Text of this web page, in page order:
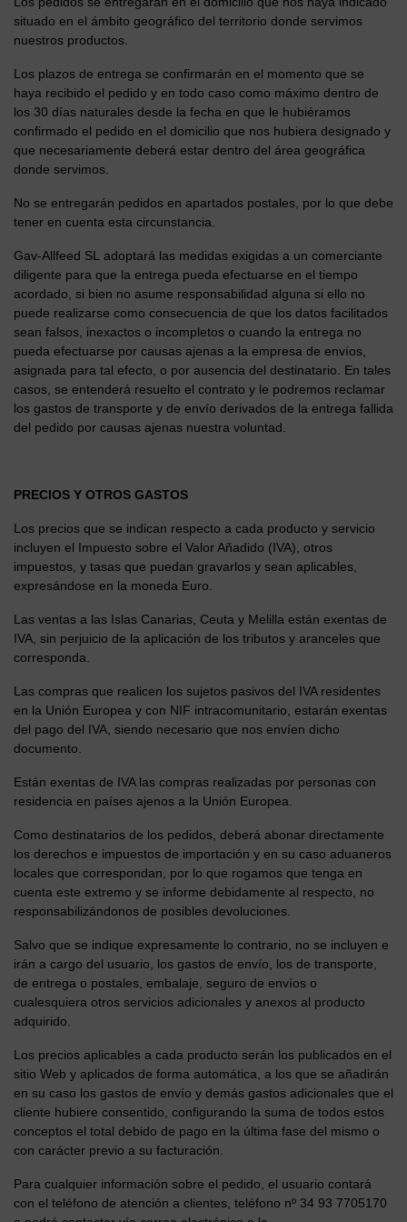
situado en el ámbito geográfico del territorio donde servimos
nuestros productos.
Los plazos de entrega se confirmarán en el momento que se
haya recibido el pedido y en todo caso como máximo dentro de
los 30 días naturales desde la fecha en que le hubiéramos
confirmado el pedido en el domicilio que nos hubiera designado y
que necesariamente deberá estar dentro del área geográfica
donde servimos.
No se entregarán pedidos en apartados postales, por lo que debe
tener en cuenta esta circunstancia.
Gav-Allfeed SL adoptará las medidas exigidas a un comerciante
diligente para que la entrega pueda efectuarse en el tiempo
acordado, si bien no asume responsabilidad alguna si ello no
puede realizarse como consecuencia de que los datos facilitados
sean falsos, inexactos o incompletos o cuando la entrega no
pueda efectuarse por causas ajenas a la empresa de envíos,
asignada para tal efecto, o por ausencia del destinatario. En tales
casos, se entenderá resuelto el contrato y le podremos reclamar
los gastos de transporte y de envío derivados de la entrega fallida
del pedido por causas ajenas nuestra voluntad.
PRECIOS Y OTROS GASTOS
Los precios que se indican respecto a cada producto y servicio
incluyen el Impuesto sobre el Valor Añadido (IVA), otros
impuestos, y tasas que puedan gravarlos y sean aplicables,
expresándose en la moneda Euro.
Las ventas a las Islas Canarias, Ceuta y Melilla están exentas de
IVA, sin perjuicio de la aplicación de los tributos y aranceles que
corresponda.
Las compras que realicen los sujetos pasivos del IVA residentes
en la Unión Europea y con NIF intracomunitario, estarán exentas
del pago del IVA, siendo necesario que nos envíen dicho
documento.
Están exentas de IVA las compras realizadas por personas con
residencia en países ajenos a la Unión Europea.
Como destinatarios de los pedidos, deberá abonar directamente
los derechos e impuestos de importación y en su caso aduaneros
locales que correspondan, por lo que rogamos que tenga en
cuenta este extremo y se informe debidamente al respecto, no
responsabilizándonos de posibles devoluciones.
Salvo que se indique expresamente lo contrario, no se incluyen e
irán a cargo del usuario, los gastos de envío, los de transporte,
de entrega o postales, embalaje, seguro de envíos o
cualesquiera otros servicios adicionales y anexos al producto
adquirido.
Los precios aplicables a cada producto serán los publicados en el
sitio Web y aplicados de forma automática, a los que se añadirán
en su caso los gastos de envío y demás gastos adicionales que el
cliente hubiere consentido, configurando la suma de todos estos
conceptos el total debido de pago en la última fase del mismo o
con carácter previo a su facturación.
Para cualquier información sobre el pedido, el usuario contará
con el teléfono de atención a clientes, teléfono nº 34 93 7705170